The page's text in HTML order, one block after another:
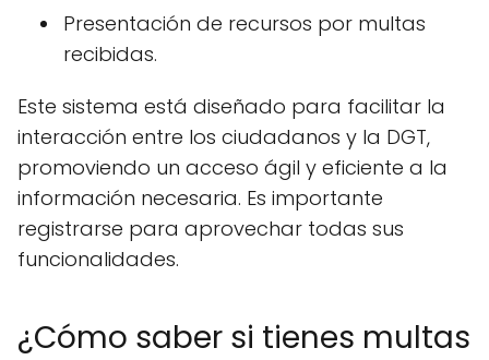
Presentación de recursos por multas
recibidas.
Este sistema está diseñado para facilitar la
interacción entre los ciudadanos y la DGT,
promoviendo un acceso ágil y eficiente a la
información necesaria. Es importante
registrarse para aprovechar todas sus
funcionalidades.
¿Cómo saber si tienes multas